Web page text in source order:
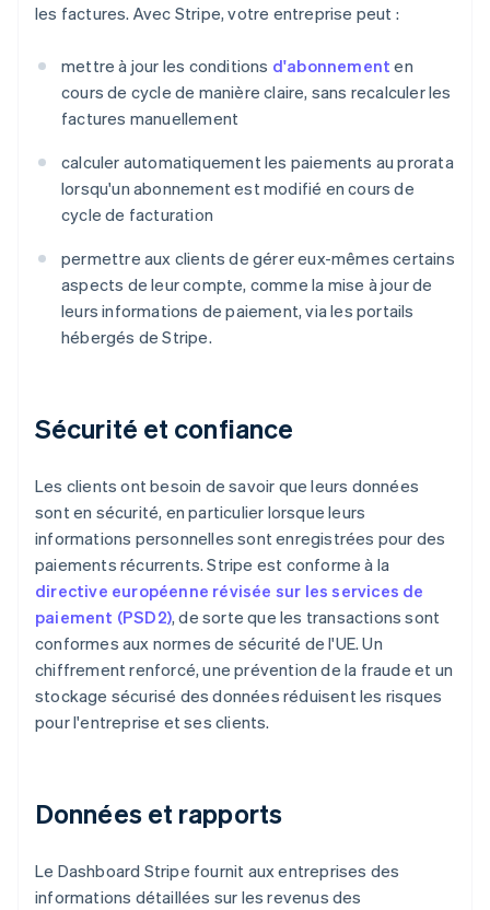
les factures. Avec Stripe, votre entreprise peut :
mettre à jour les conditions d'abonnement en
cours de cycle de manière claire, sans recalculer les
factures manuellement
calculer automatiquement les paiements au prorata
lorsqu'un abonnement est modifié en cours de
cycle de facturation
permettre aux clients de gérer eux-mêmes certains
aspects de leur compte, comme la mise à jour de
leurs informations de paiement, via les portails
hébergés de Stripe.
Sécurité et confiance
Les clients ont besoin de savoir que leurs données
sont en sécurité, en particulier lorsque leurs
informations personnelles sont enregistrées pour des
paiements récurrents. Stripe est conforme à la
directive européenne révisée sur les services de
paiement (PSD2), de sorte que les transactions sont
conformes aux normes de sécurité de l'UE. Un
chiffrement renforcé, une prévention de la fraude et un
stockage sécurisé des données réduisent les risques
pour l'entreprise et ses clients.
Données et rapports
Le Dashboard Stripe fournit aux entreprises des
informations détaillées sur les revenus des